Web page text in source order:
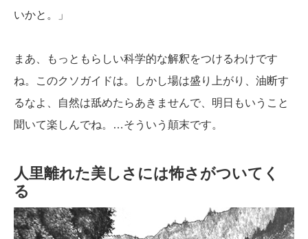
いかと。」
まあ、もっともらしい科学的な解釈をつけるわけです
ね。このクソガイドは。しかし場は盛り上がり、油断す
るなよ、自然は舐めたらあきませんで、明日もいうこと
聞いて楽しんでね。…そういう顛末です。
人里離れた美しさには怖さがついてく
る